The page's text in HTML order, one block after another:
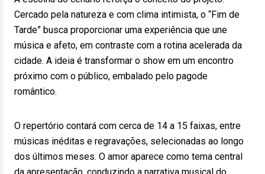
Cercado pela natureza e com clima intimista, o “Fim de
Tarde” busca proporcionar uma experiência que une
música e afeto, em contraste com a rotina acelerada da
cidade. A ideia é transformar o show em um encontro
próximo com o público, embalado pelo pagode
romântico.
O repertório contará com cerca de 14 a 15 faixas, entre
músicas inéditas e regravações, selecionadas ao longo
dos últimos meses. O amor aparece como tema central